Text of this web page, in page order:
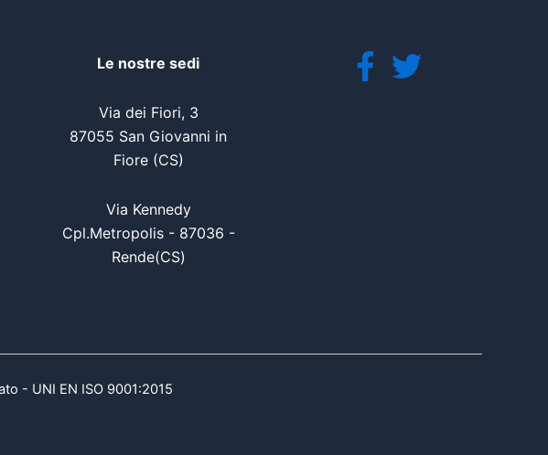
Le nostre sedi
Via dei Fiori, 3
87055 San Giovanni in
Fiore (CS)
Via Kennedy
Cpl.Metropolis - 87036 -
Rende(CS)
- UNI EN ISO 9001:2015